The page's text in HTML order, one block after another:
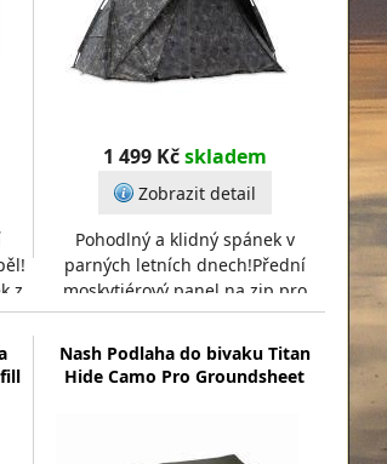
z
1 499 Kč skladem
Zobrazit detail
Pohodlný a klidný spánek v
parných letních dnech!Přední
moskytiérový panel na zip pro
komfortní spánek v letních
měsících. Nezáleží na tom,
Nash Podlaha do bivaku Titan
Hide Camo Pro Groundsheet